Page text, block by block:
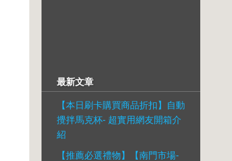
最新文章
【本日刷卡購買商品折扣】自動
攪拌馬克杯- 超實用網友開箱介
紹
【推薦必選禮物】【南門市場-